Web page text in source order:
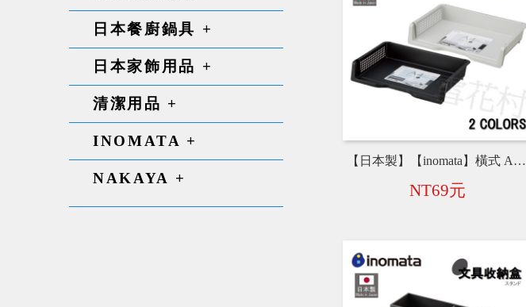
日本餐廚鍋具 +
日本家飾用品 +
清潔用品 +
INOMATA +
NAKAYA +
【日本製】【inomata】橫式 A4文件收納盒 兩色 4315-GR / 4315-B
NT69元